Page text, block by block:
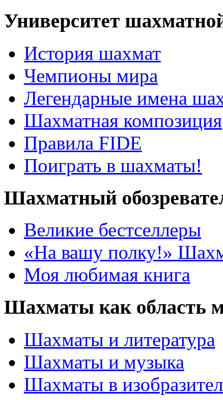
Университет
История шахмат
Чемпионы мира
Легендарные имена
Шахматная композиция
Правила FIDE
Поиграть в шахматы!
Шахматный
Великие бестселлеры
«На вашу полку!»
Моя любимая книга
Шахматы как область
Шахматы и литература
Шахматы и музыка
Шахматы в